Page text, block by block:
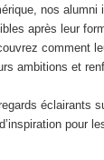
nos alumni
après leur
comment
ambitions et
éclairants
pour